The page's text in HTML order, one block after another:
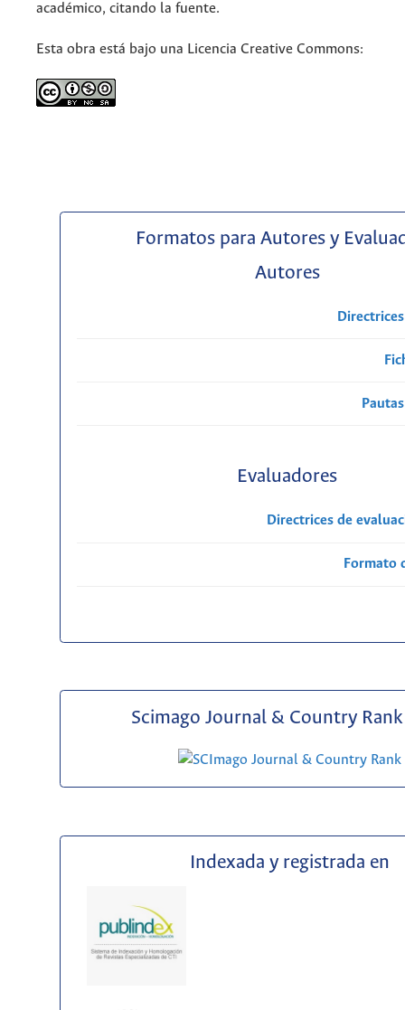
académico, citando la fuente.
Esta obra está bajo una Licencia Creative Commons:
Formatos para Autores y
Autores
Evaluadores
Directrices de
Formato
Scimago Journal & Country Rank
Indexada y registrada en